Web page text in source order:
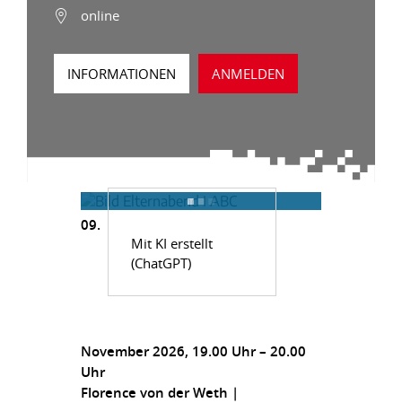
online
INFORMATIONEN ANMELDEN
Mit KI erstellt
(ChatGPT)
09.
November 2026, 19.00 Uhr – 20.00
Uhr
Florence von der Weth |